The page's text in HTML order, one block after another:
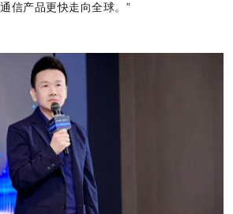
信产品更快走向全球。 ”